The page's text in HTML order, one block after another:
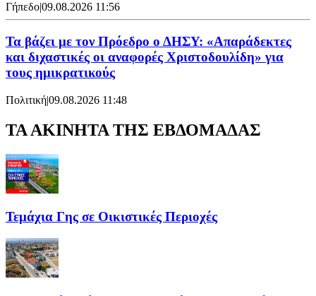
Γήπεδο|09.08.2026 11:56
Τα βάζει με τον Πρόεδρο ο ΔΗΣΥ: «Απαράδεκτες
και διχαστικές οι αναφορές Χριστοδουλίδη» για
τους ημικρατικούς
Πολιτική|09.08.2026 11:48
ΤΑ ΑΚΙΝΗΤΑ ΤΗΣ ΕΒΔΟΜΑΔΑΣ
Τεμάχια Γης σε Οικιστικές Περιοχές